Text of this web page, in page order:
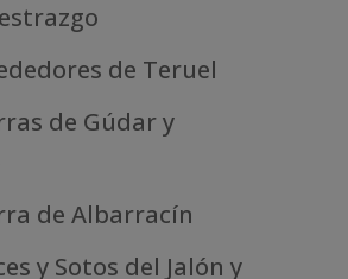
de Teruel
de Gúdar y
de Albarracín
y Sotos del Jalón y